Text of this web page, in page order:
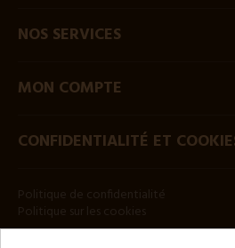
NOS SERVICES
MON COMPTE
CONFIDENTIALITÉ ET